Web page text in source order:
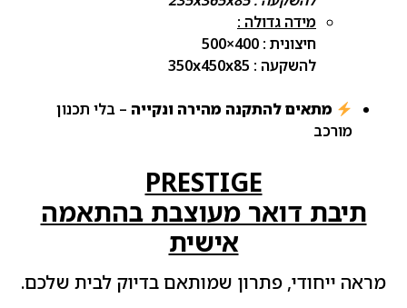
מידה גדולה :
חיצונית : 400×500
להשקעה : 350x450x85
מתאים להתקנה מהירה ונקייה – בלי תכנון
מורכב
PRESTIGE
תיבת דואר מעוצבת בהתאמה
אישית
מראה ייחודי, פתרון שמותאם בדיוק לבית שלכם.